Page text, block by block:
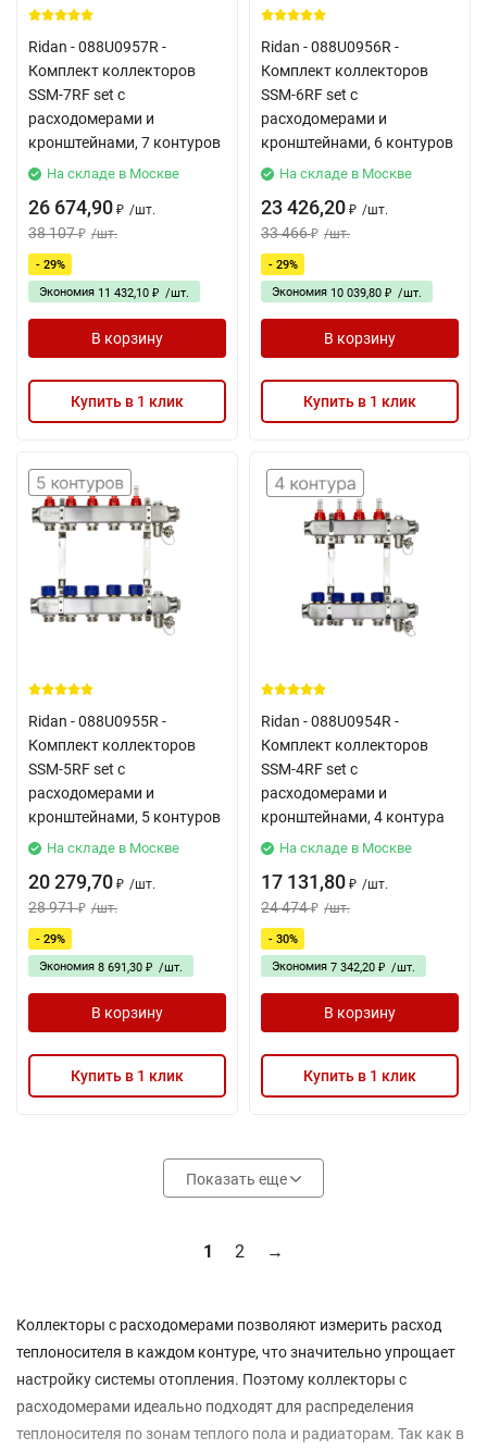
Ridan - 088U0957R -
Комплект коллекторов
SSM-7RF set с
расходомерами и
кронштейнами, 7 контуров
На складе в Москве
26 674,90 ₽ /шт.
38 107 ₽ /шт.
- 29%
Экономия 11 432,10 ₽ /шт.
В корзину
Купить в 1 клик
Ridan - 088U0956R -
Комплект коллекторов
SSM-6RF set с
расходомерами и
кронштейнами, 6 контуров
На складе в Москве
23 426,20 ₽ /шт.
33 466 ₽ /шт.
- 29%
Экономия 10 039,80 ₽ /шт.
В корзину
Купить в 1 клик
Ridan - 088U0955R -
Комплект коллекторов
SSM-5RF set с
расходомерами и
кронштейнами, 5 контуров
На складе в Москве
20 279,70 ₽ /шт.
28 971 ₽ /шт.
- 29%
Экономия 8 691,30 ₽ /шт.
В корзину
Купить в 1 клик
Ridan - 088U0954R -
Комплект коллекторов
SSM-4RF set с
расходомерами и
кронштейнами, 4 контура
На складе в Москве
17 131,80 ₽ /шт.
24 474 ₽ /шт.
- 30%
Экономия 7 342,20 ₽ /шт.
В корзину
Купить в 1 клик
Показать еще
1 2 →
Коллекторы с расходомерами позволяют измерить расход
теплоносителя в каждом контуре, что значительно упрощает
настройку системы отопления. Поэтому коллекторы с
расходомерами идеально подходят для распределения
теплоносителя по зонам теплого пола и радиаторам. Так как в